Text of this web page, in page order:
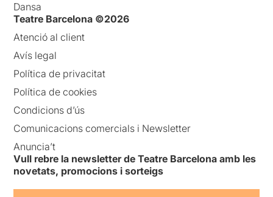
Dansa
Teatre Barcelona ©2026
Atenció al client
Avís legal
Política de privacitat
Política de cookies
Condicions d’ús
Comunicacions comercials i Newsletter
Anuncia’t
Vull rebre la newsletter de Teatre Barcelona amb les
novetats, promocions i sorteigs